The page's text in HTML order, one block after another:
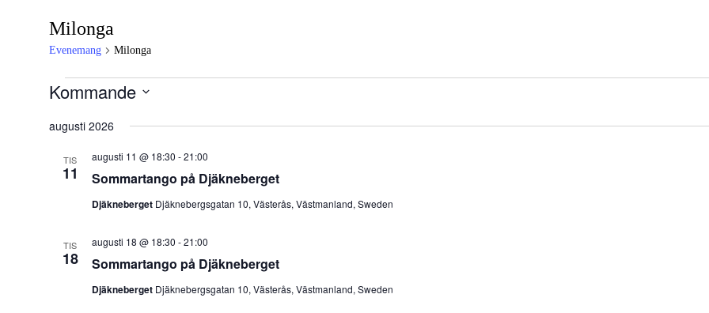
Milonga
Evenemang Milonga
Evenemang
Kommande
datum.
augusti 2026
TIS
11 Sommartango på Djäkneberget
augusti 11 @ 18:30 -21:00
Djäkneberget Djäknebergsgatan 10, Västerås, Västmanland, Sweden
TIS
18 Sommartango på Djäkneberget
augusti 18 @ 18:30 -21:00
Djäkneberget Djäknebergsgatan 10, Västerås, Västmanland, Sweden